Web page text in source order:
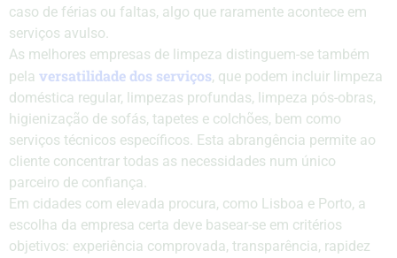
caso de férias ou faltas, algo que raramente acontece em
serviços avulso.
As melhores empresas de limpeza distinguem-se também
pela versatilidade dos serviços, que podem incluir limpeza
doméstica regular, limpezas profundas, limpeza pós-obras,
higienização de sofás, tapetes e colchões, bem como
serviços técnicos específicos. Esta abrangência permite ao
cliente concentrar todas as necessidades num único
parceiro de confiança.
Em cidades com elevada procura, como Lisboa e Porto, a
escolha da empresa certa deve basear-se em critérios
objetivos: experiência comprovada, transparência, rapidez